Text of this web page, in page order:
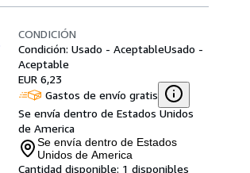
CONDICIÓN
Condición: Usado - AceptableUsado -
Aceptable
EUR 6,23
Gastos de envío gratis
Se envía dentro de Estados Unidos
de America
Se envía dentro de Estados
Unidos de America
Cantidad disponible: 1 disponibles